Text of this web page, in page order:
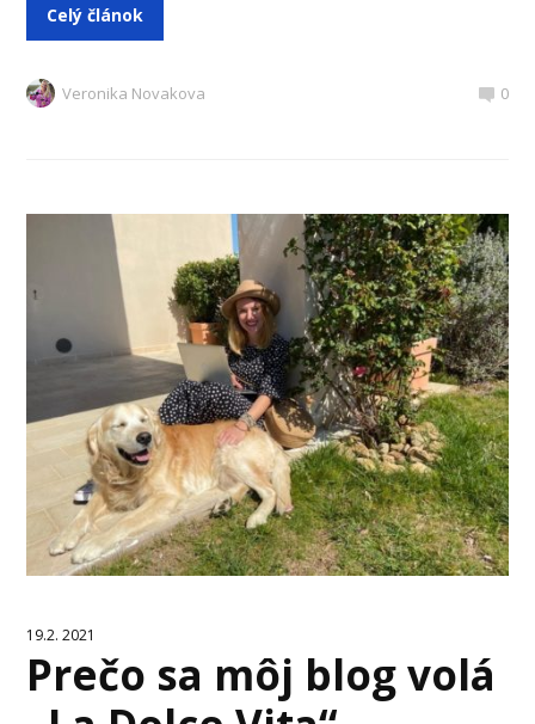
Celý článok
Veronika Novakova 0
19.2. 2021
Prečo sa môj blog volá